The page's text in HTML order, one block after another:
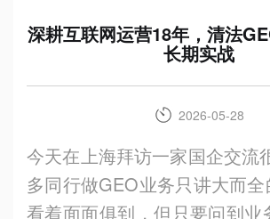
深耕互联网运营18年，清法
长期实战
2026-05-28
今天在上海拜访一家国企交流
多同行做GEO业务只讲大而
看着面面俱到，但只要问到业